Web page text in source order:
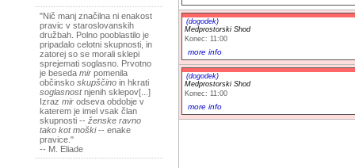
"Nič manj značilna ni enakost
pravic v staroslovanskih
družbah. Polno pooblastilo je
pripadalo celotni skupnosti, in
zatorej so se morali sklepi
sprejemati soglasno. Prvotno
je beseda mir pomenila
občinsko skupščino in hkrati
soglasnostnjenih sklepov[...]
Izraz mir odseva obdobje v
katerem je imel vsak član
skupnosti -- ženske ravno
tako kot moški-- enake
pravice."
-- M. Eliade
(dogodek)
Medprostorski Shod
Konec: 11:00
more info
(dogodek)
Medprostorski Shod
Konec: 11:00
more info